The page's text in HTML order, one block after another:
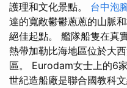
護理和文化景點。 台中泡
達的寬敞鬱鬱蔥蔥的山脈
絕佳起點。 艦隊船隻在真
熱帶加勒比海地區位於大
區。 Eurodam女士上的6
世紀造船廠是聯合國教科